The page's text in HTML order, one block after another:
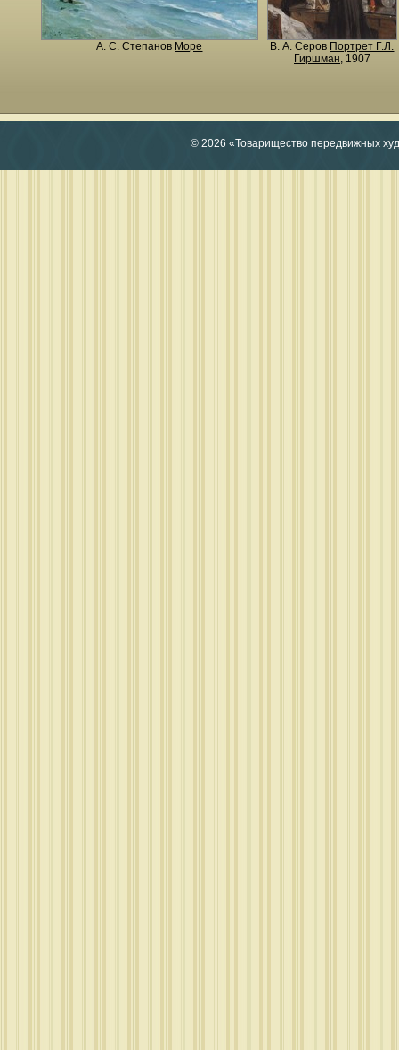
А. С. Степанов Море В. А. Серов Портрет Г.Л.
Гиршман, 1907
© 2026 «Товарищество передвижных